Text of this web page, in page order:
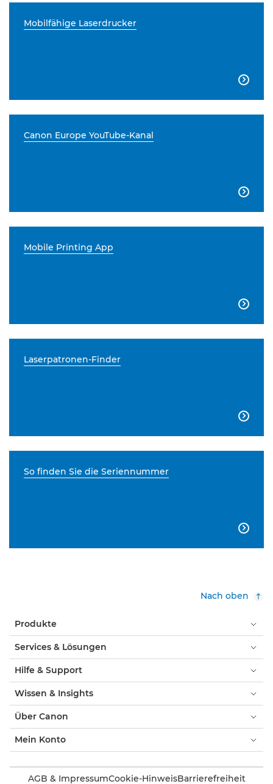
Mobilfähige Laserdrucker

Canon Europe YouTube-Kanal

Mobile Printing App

Laserpatronen-Finder

So finden Sie die Seriennummer

Nach oben
Produkte
Services & Lösungen
Hilfe & Support
Wissen & Insights
Über Canon
Mein Konto
AGB & ImpressumCookie-HinweisBarrierefreiheit